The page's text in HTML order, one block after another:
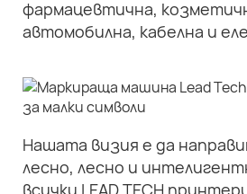
фармацевтична,
автомобилна, кабелна и
Нашата визия е да
лесно, лесно и